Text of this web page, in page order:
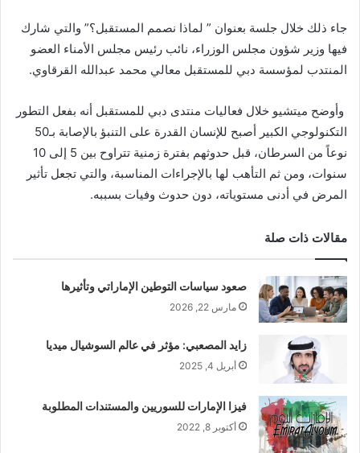
جاء ذلك خلال جلسة بعنوان ” لماذا نصمم المستقبل؟” والتي شارك
فيها وزير شؤون مجلس الوزراء، نائب رئيس مجلس الأمناء العضو
المنتدب لمؤسسة دبي للمستقبل معالي محمد عبدالله القرقاوي.
وأوضح ميتشيو خلال فعاليات منتدى دبي للمستقبل أنه بفعل التطور
التكنولوجي الكبير أصبح للإنسان القدرة على التنبؤ بالإصابة بـ50
نوعاً من السرطان، قبل حدوثهم بفترة زمنية تتراوح بين 5 إلى 10
سنوات، ومن ثم التأهب لها بالإجراءات المناسبة، والتي تجعل تأثير
المرض في أدنى مستوياته، دون حدوث وفيات بسببه.
مقالات ذات صلة
صعود سياسات التوطين الإماراتي وتأثيرها
مارس 22, 2026
زايد المصعبي: مؤثر في عالم السوشيال ميديا
أبريل 4, 2025
فيزا الإمارات للسوريين والمستندات المطلوبة
أكتوبر 8, 2022